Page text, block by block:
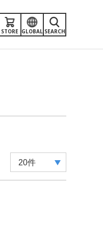
SEARCH
GLOBAL
STORE